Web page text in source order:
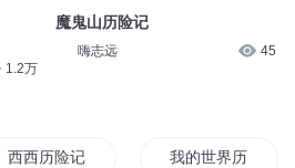
1.2万
魔鬼山历险记
嗨志远 45
西西历险记 我的世界历险记